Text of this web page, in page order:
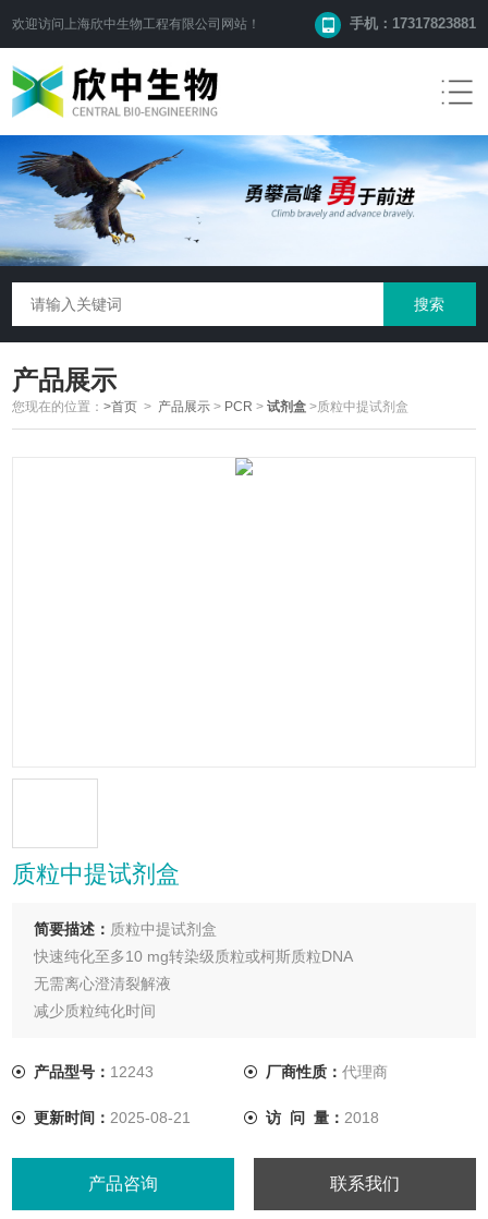
欢迎访问 上海欣中生物工程有限公司 网站！ 手机：17317823881
产品展示
您现在的位置：>首页 > 产品展示 > PCR >试剂盒 >质粒中提试剂盒
质粒中提试剂盒
简要描述： 质粒中提试剂盒
快速纯化至多10 mg转染级质粒或柯斯质粒DNA
无需离心澄清裂解液
减少质粒纯化时间
使用LyseBlue，获得最佳的裂解效果和最大的DNA产量
产品型号： 12243 厂商性质： 代理商
更新时间： 2025-08-21 访 问 量： 2018
产品咨询 联系我们